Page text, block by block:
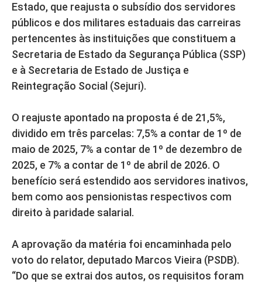
Estado, que reajusta o subsídio dos servidores
públicos e dos militares estaduais das carreiras
pertencentes às instituições que constituem a
Secretaria de Estado da Segurança Pública (SSP)
e à Secretaria de Estado de Justiça e
Reintegração Social (Sejuri).
O reajuste apontado na proposta é de 21,5%,
dividido em três parcelas: 7,5% a contar de 1º de
maio de 2025, 7% a contar de 1º de dezembro de
2025, e 7% a contar de 1º de abril de 2026. O
benefício será estendido aos servidores inativos,
bem como aos pensionistas respectivos com
direito à paridade salarial.
A aprovação da matéria foi encaminhada pelo
voto do relator, deputado Marcos Vieira (PSDB).
“Do que se extrai dos autos, os requisitos foram